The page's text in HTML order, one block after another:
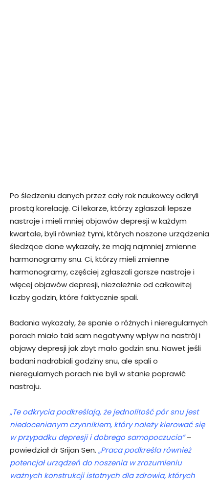
Po śledzeniu danych przez cały rok naukowcy odkryli
prostą korelację. Ci lekarze, którzy zgłaszali lepsze
nastroje i mieli mniej objawów depresji w każdym
kwartale, byli również tymi, których noszone urządzenia
śledzące dane wykazały, że mają najmniej zmienne
harmonogramy snu. Ci, którzy mieli zmienne
harmonogramy, częściej zgłaszali gorsze nastroje i
więcej objawów depresji, niezależnie od całkowitej
liczby godzin, które faktycznie spali.
Badania wykazały, że spanie o różnych i nieregularnych
porach miało taki sam negatywny wpływ na nastrój i
objawy depresji jak zbyt mało godzin snu. Nawet jeśli
badani nadrabiali godziny snu, ale spali o
nieregularnych porach nie byli w stanie poprawić
nastroju.
„Te odkrycia podkreślają, że jednolitość pór snu jest
niedocenianym czynnikiem, który należy kierować się
w przypadku depresji i dobrego samopoczucia” –
powiedział dr Srijan Sen. „Praca podkreśla również
potencjał urządzeń do noszenia w zrozumieniu
ważnych konstrukcji istotnych dla zdrowia, których